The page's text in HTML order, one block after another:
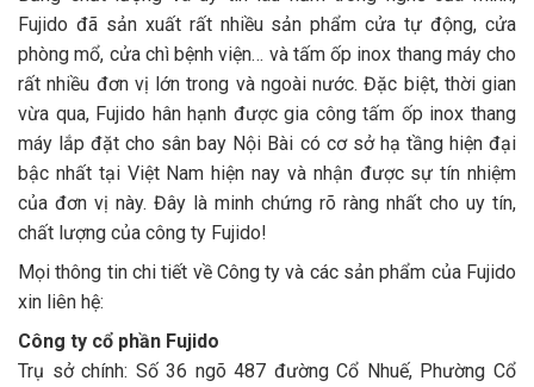
Fujido đã sản xuất rất nhiều sản phẩm cửa tự động, cửa
phòng mổ, cửa chì bệnh viện… và tấm ốp inox thang máy cho
rất nhiều đơn vị lớn trong và ngoài nước. Đặc biệt, thời gian
vừa qua, Fujido hân hạnh được gia công tấm ốp inox thang
máy lắp đặt cho sân bay Nội Bài có cơ sở hạ tầng hiện đại
bậc nhất tại Việt Nam hiện nay và nhận được sự tín nhiệm
của đơn vị này. Đây là minh chứng rõ ràng nhất cho uy tín,
chất lượng của công ty Fujido!
Mọi thông tin chi tiết về Công ty và các sản phẩm của Fujido
xin liên hệ:
Công ty cổ phần Fujido
Trụ sở chính: Số 36 ngõ 487 đường Cổ Nhuế, Phường Cổ